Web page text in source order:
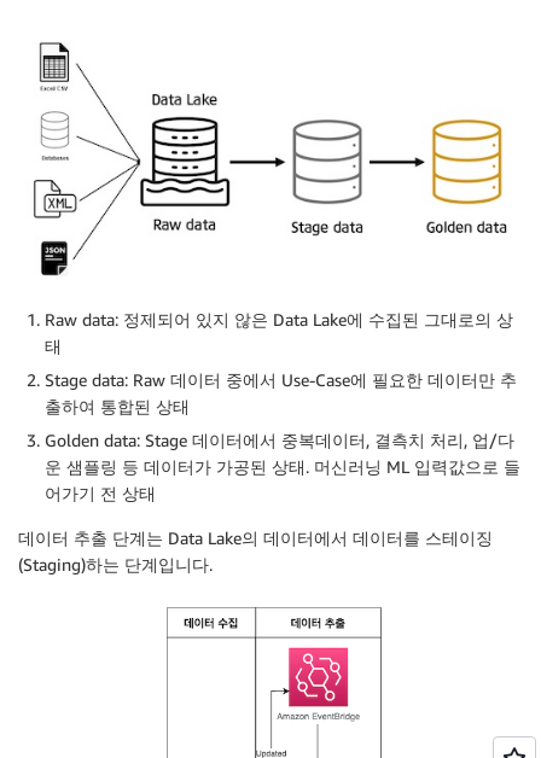
Raw data: 정제되어 있지 않은 Data Lake에 수집된 그대로의 상
태
Stage data: Raw 데이터 중에서 Use-Case에 필요한 데이터만 추
출하여 통합된 상태
Golden data: Stage 데이터에서 중복데이터, 결측치 처리, 업/다
운 샘플링 등 데이터가 가공된 상태. 머신러닝 ML 입력값으로 들
어가기 전 상태
데이터 추출 단계는 Data Lake의 데이터에서 데이터를 스테이징
(Staging)하는 단계입니다.